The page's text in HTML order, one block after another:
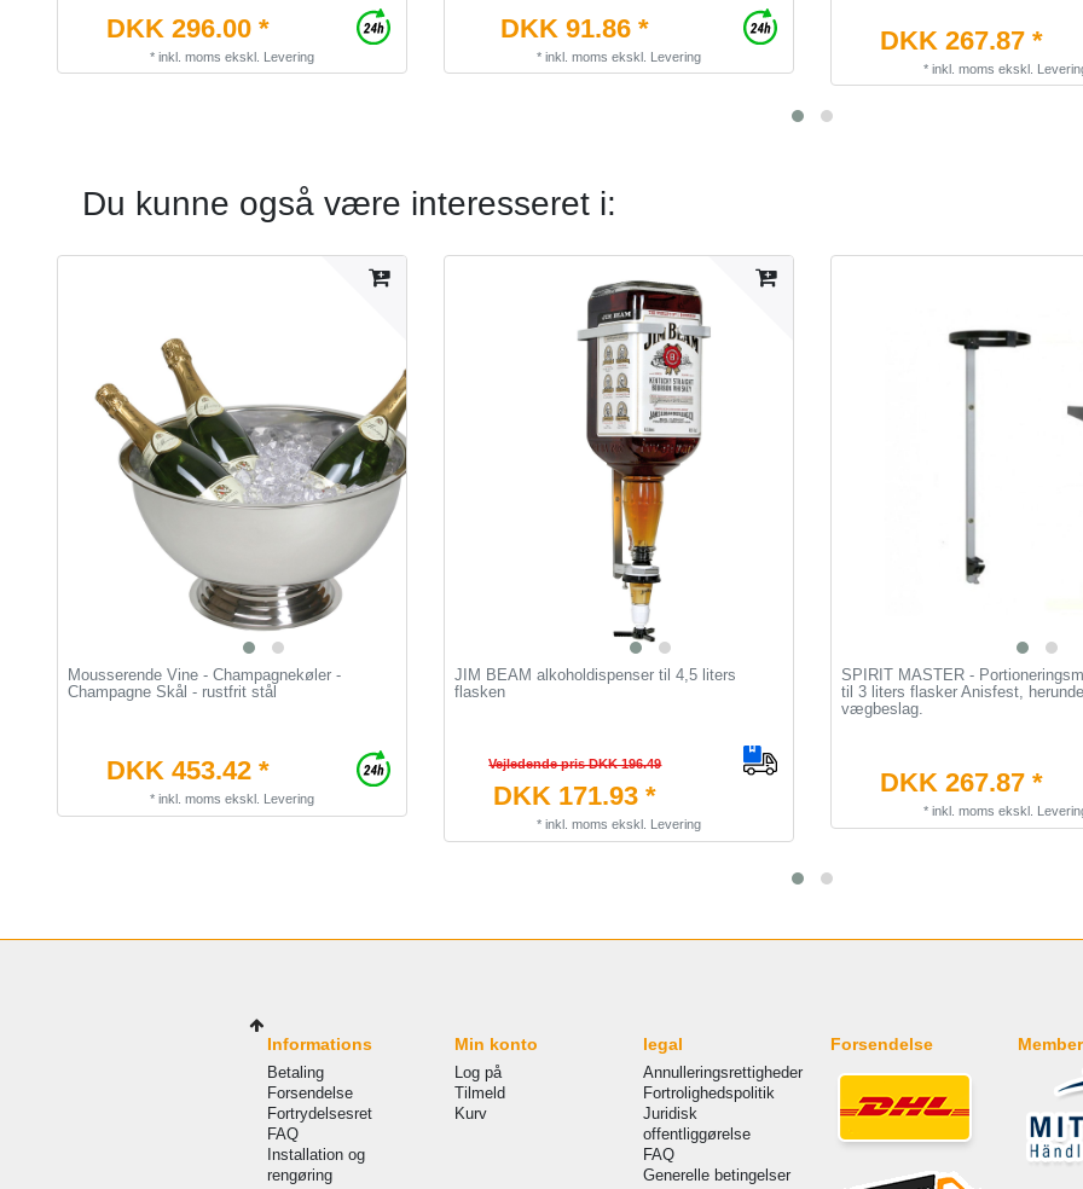
DKK 296.00 *
* inkl. moms ekskl. Levering
DKK 91.86 *
* inkl. moms ekskl. Levering
DKK 267.87 *
* inkl. moms ekskl.
Du kunne også være interesseret i:
Mousserende Vine - Champagnekøler -
Champagne Skål - rustfrit stål
DKK 453.42 *
* inkl. moms ekskl. Levering
JIM BEAM alkoholdispenser til 4,5 liters
flasken
Vejledende pris DKK 196.49
DKK 171.93 *
* inkl. moms ekskl. Levering
SPIRIT MASTER -
til 3 liters flasker Anisfest,
vægbeslag.
DKK 267.87 *
* inkl. moms ekskl.
Informations
Betaling
Forsendelse
Fortrydelsesret
FAQ
Installation og
rengøring
Min konto
Log på
Tilmeld
Kurv
legal
Annulleringsrettigheder
Fortrolighedspolitik
Juridisk
offentliggørelse
FAQ
Generelle betingelser
Forsendelse